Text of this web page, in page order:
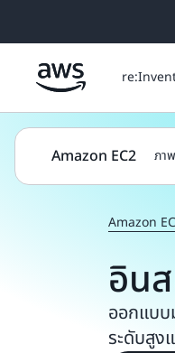
Amazon EC2 ภา
Amazon
อิน
ออกแบบ
ระดับสูง